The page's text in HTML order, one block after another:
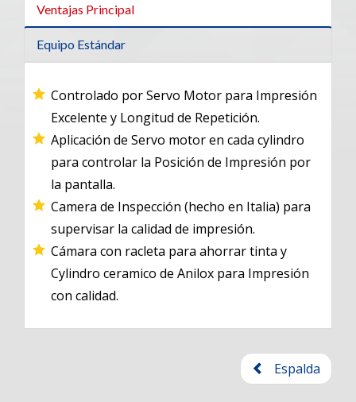
Ventajas Principal
Equipo Estándar
Controlado por Servo Motor para Impresión
Excelente y Longitud de Repetición.
Aplicación de Servo motor en cada cylindro
para controlar la Posición de Impresión por
la pantalla.
Camera de Inspección (hecho en Italia) para
supervisar la calidad de impresión.
Cámara con racleta para ahorrar tinta y
Cylindro ceramico de Anilox para Impresión
con calidad.
Espalda